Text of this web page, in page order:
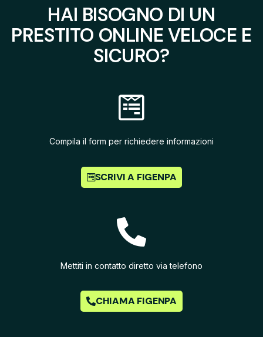
HAI BISOGNO DI UN
PRESTITO ONLINE VELOCE E
SICURO?
Compila il form per richiedere informazioni
SCRIVI A FIGENPA
Mettiti in contatto diretto via telefono
CHIAMA FIGENPA